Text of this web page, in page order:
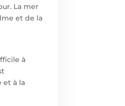
La mer
et de la
à
et à la